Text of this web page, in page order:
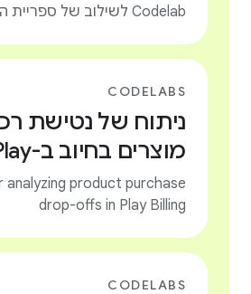
Codelab לשילוב של ספריית החיובים ב-Play
CODELABS
ניתוח של נטישת
מוצרים בחיוב ב-Play
analyzing product purchase
drop-offs in Play Billing
CODELABS